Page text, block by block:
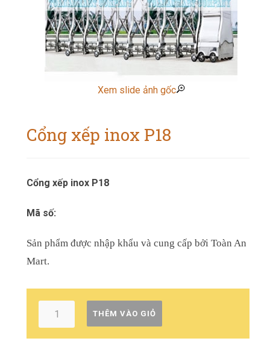
Xem slide ảnh gốc
Cổng xếp inox P18
Cổng xếp inox P18
Mã số:
Sản phẩm được nhập khẩu và cung cấp bởi Toàn An
Mart.
THÊM VÀO GIỎ